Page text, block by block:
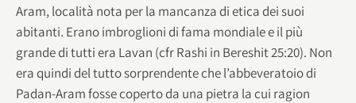
Aram, località nota per la mancanza di etica dei suoi
abitanti. Erano imbroglioni di fama mondiale e il più
grande di tutti era Lavan (cfr Rashi in Bereshit 25:20). Non
era quindi del tutto sorprendente che l’abbeveratoio di
Padan-Aram fosse coperto da una pietra la cui ragion